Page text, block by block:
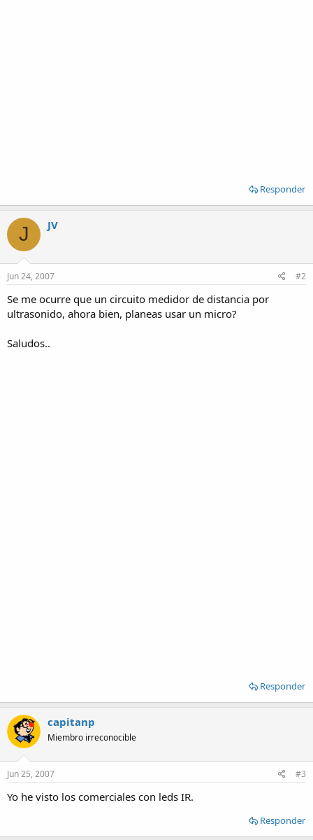
Responder
J JV
Jun 24, 2007 #2
Se me ocurre que un circuito medidor de distancia por
ultrasonido, ahora bien, planeas usar un micro?
Saludos..
Responder
capitanp
Miembro irreconocible
Jun 25, 2007 #3
Yo he visto los comerciales con leds IR.
Responder